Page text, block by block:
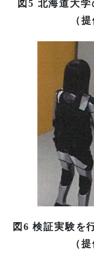
図5 北海道大
（
図6 検証実験を
（